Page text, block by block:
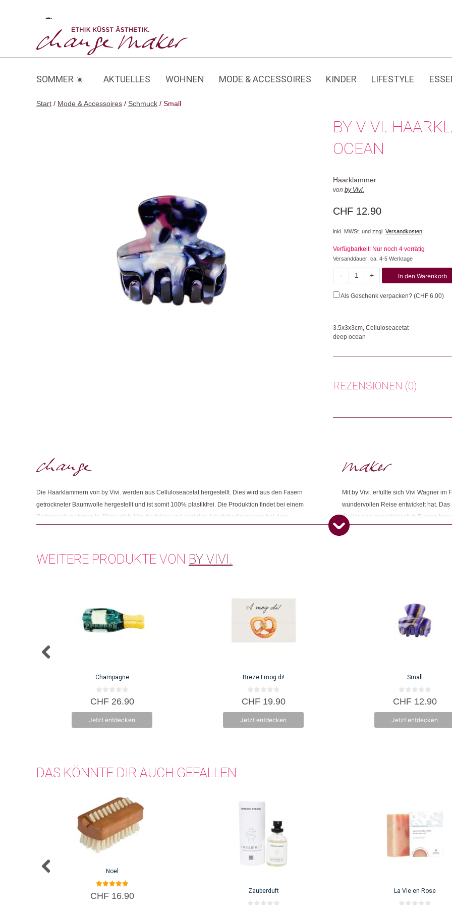
SOMMER ☀️ AKTUELLES WOHNEN MODE & ACCESSOIRES KINDER LIFESTYLE
Start / Mode & Accessoires / Schmuck / Small
BY VIVI.
OCEAN
Haarklammer
von by Vivi.
CHF 12.90
inkl. MWSt. und zzgl. Versandkosten
Verfügbarkeit: Nur noch 4 vorrätig
Versanddauer: ca. 4-5 Werktage
-
Menge
+ In den Warenkorb
Als Geschenk verpacken? (CHF 6.00)
3.5x3x3cm, Celluloseacetat
deep ocean
Die Haarklammer garantiert einen
Produktion: China
REZENSIONEN (0)
Die Haarklammern von by Vivi. werden aus Celluloseacetat hergestellt. Dies wird aus den Fasern
getrockneter Baumwolle hergestellt und ist somit 100% plastikfrei. Die Produktion findet bei einem
Partnerunternehmen in China statt. Um die fairen und sozialen Arbeitsbedingungen bei dem
Accesoires, wie Schlüsselanhänger und Armband-Karten.
Mit by Vivi. erfüllte sich Vivi Wagner im
wundervollen Reise entwickelt hat.
Atelier sind ausschliesslich Frauen
Produkten ein Sückchen glücklicher zu
WEITERE PRODUKTE VON BY VIVI.
Champagne
0
v
5
CHF26.90
Jetzt entdecken
Breze I mog di!
0
v
5
CHF19.90
Jetzt entdecken
Small
0
v
5
CHF12.90
Jetzt entdecken
DAS KÖNNTE DIR AUCH GEFALLEN
Noel
5.00
von 5
CHF16.90 Zauberduft La Vie en Rose